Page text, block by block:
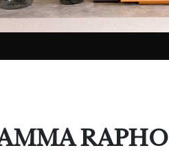
RAPHO